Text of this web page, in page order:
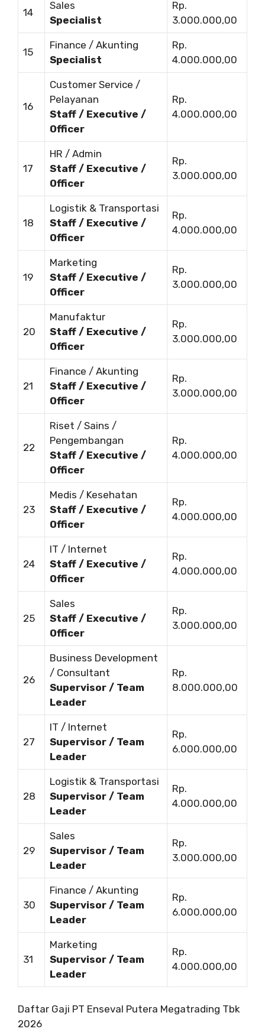
14
Sales
Specialist
Rp.
3.000.000,00
15
Finance / Akunting
Specialist
Rp.
4.000.000,00
16
Customer Service /
Pelayanan
Staff / Executive /
Officer
Rp.
4.000.000,00
17
HR / Admin
Staff / Executive /
Officer
Rp.
3.000.000,00
18
Logistik & Transportasi
Staff / Executive /
Officer
Rp.
4.000.000,00
19
Marketing
Staff / Executive /
Officer
Rp.
3.000.000,00
20
Manufaktur
Staff / Executive /
Officer
Rp.
3.000.000,00
21
Finance / Akunting
Staff / Executive /
Officer
Rp.
3.000.000,00
22
Riset / Sains /
Pengembangan
Staff / Executive /
Officer
Rp.
4.000.000,00
23
Medis / Kesehatan
Staff / Executive /
Officer
Rp.
4.000.000,00
24
IT / Internet
Staff / Executive /
Officer
Rp.
4.000.000,00
25
Sales
Staff / Executive /
Officer
Rp.
3.000.000,00
26
Business Development
/ Consultant
Supervisor / Team
Leader
Rp.
8.000.000,00
27
IT / Internet
Supervisor / Team
Leader
Rp.
6.000.000,00
28
Logistik & Transportasi
Supervisor / Team
Leader
Rp.
4.000.000,00
29
Sales
Supervisor / Team
Leader
Rp.
3.000.000,00
30
Finance / Akunting
Supervisor / Team
Leader
Rp.
6.000.000,00
31
Marketing
Supervisor / Team
Leader
Rp.
4.000.000,00
Daftar Gaji PT Enseval Putera Megatrading Tbk
2026